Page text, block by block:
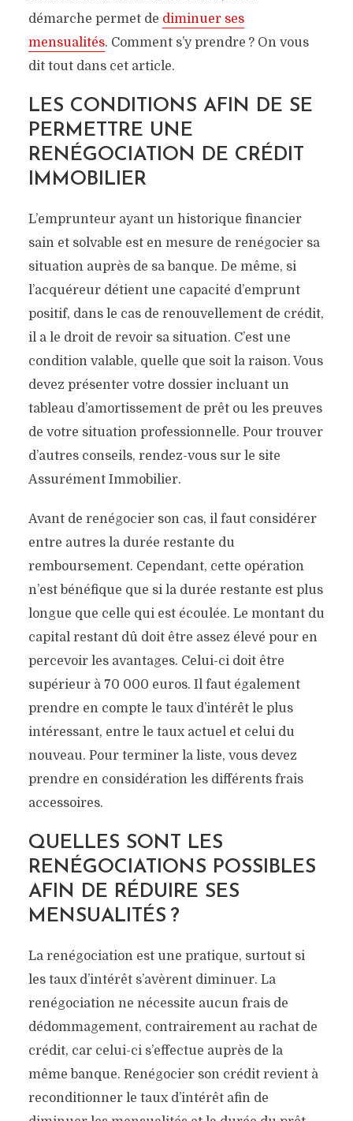
démarche permet de diminuer ses
mensualités. Comment s’y prendre ? On vous
dit tout dans cet article.
LES CONDITIONS AFIN DE SE
PERMETTRE UNE
RENÉGOCIATION DE CRÉDIT
IMMOBILIER
L’emprunteur ayant un historique financier
sain et solvable est en mesure de renégocier sa
situation auprès de sa banque. De même, si
l’acquéreur détient une capacité d’emprunt
positif, dans le cas de renouvellement de crédit,
il a le droit de revoir sa situation. C’est une
condition valable, quelle que soit la raison. Vous
devez présenter votre dossier incluant un
tableau d’amortissement de prêt ou les preuves
de votre situation professionnelle. Pour trouver
d’autres conseils, rendez-vous sur le site
Assurément Immobilier.
Avant de renégocier son cas, il faut considérer
entre autres la durée restante du
remboursement. Cependant, cette opération
n’est bénéfique que si la durée restante est plus
longue que celle qui est écoulée. Le montant du
capital restant dû doit être assez élevé pour en
percevoir les avantages. Celui-ci doit être
supérieur à 70 000 euros. Il faut également
prendre en compte le taux d’intérêt le plus
intéressant, entre le taux actuel et celui du
nouveau. Pour terminer la liste, vous devez
prendre en considération les différents frais
accessoires.
QUELLES SONT LES
RENÉGOCIATIONS POSSIBLES
AFIN DE RÉDUIRE SES
MENSUALITÉS ?
La renégociation est une pratique, surtout si
les taux d’intérêt s’avèrent diminuer. La
renégociation ne nécessite aucun frais de
dédommagement, contrairement au rachat de
crédit, car celui-ci s’effectue auprès de la
même banque. Renégocier son crédit revient à
reconditionner le taux d’intérêt afin de